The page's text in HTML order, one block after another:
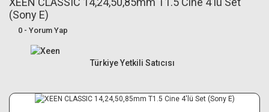
Canon R6 Mark IIIBundle Setler
(Sony E)
0 - Yorum Yap
Türkiye Yetkili Satıcısı